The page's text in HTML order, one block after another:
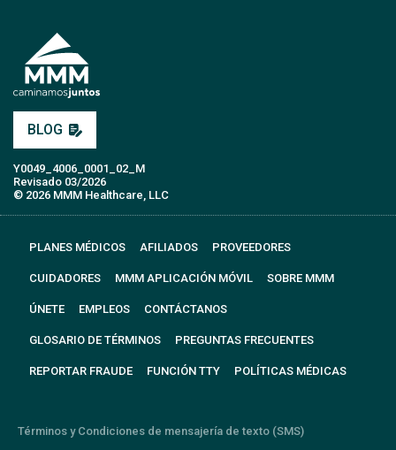
BLOG
Y0049_4006_0001_02_M
Revisado 03/2026
© 2026 MMM Healthcare, LLC
PLANES MÉDICOS AFILIADOS PROVEEDORES
CUIDADORES MMM APLICACIÓN MÓVIL SOBRE MMM
ÚNETE EMPLEOS CONTÁCTANOS
GLOSARIO DE TÉRMINOS PREGUNTAS FRECUENTES
REPORTAR FRAUDE FUNCIÓN TTY POLÍTICAS MÉDICAS
Términos y Condiciones de mensajería de texto (SMS)